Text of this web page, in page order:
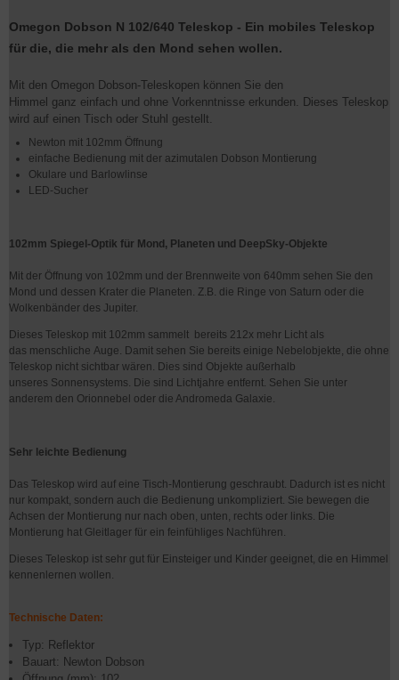
Omegon Dobson N 102/640 Teleskop - Ein mobiles Teleskop
für die, die mehr als den Mond sehen wollen.
Mit den Omegon Dobson-Teleskopen können Sie den
Himmel ganz einfach und ohne Vorkenntnisse erkunden. Dieses Teleskop
wird auf einen Tisch oder Stuhl gestellt.
Newton mit 102mm Öffnung
einfache Bedienung mit der azimutalen Dobson Montierung
Okulare und Barlowlinse
LED-Sucher
​102mm Spiegel-Optik für Mond, Planeten und DeepSky-Objekte
​Mit der Öffnung von 102mm und der Brennweite von 640mm sehen Sie den
Mond und dessen Krater die Planeten. Z.B. die Ringe von Saturn oder die
Wolkenbänder des Jupiter.
Dieses Teleskop mit 102mm sammelt bereits 212x mehr Licht als
das menschliche Auge. Damit sehen Sie bereits einige Nebelobjekte, die ohne
Teleskop nicht sichtbar wären. Dies sind Objekte außerhalb
unseres Sonnensystems. Die sind Lichtjahre entfernt. Sehen Sie unter
anderem den Orionnebel oder die Andromeda Galaxie.
Sehr leichte Bedienung
Das Teleskop wird auf eine Tisch-Montierung geschraubt. Dadurch ist es nicht
nur kompakt, sondern auch die Bedienung unkompliziert. Sie bewegen die
Achsen der Montierung nur nach oben, unten, rechts oder links. Die
Montierung hat Gleitlager für ein feinfühliges Nachführen.
Dieses Teleskop ist sehr gut für Einsteiger und Kinder geeignet, die en Himmel
kennenlernen wollen.
Technische Daten:
Typ: Reflektor
Bauart: Newton Dobson